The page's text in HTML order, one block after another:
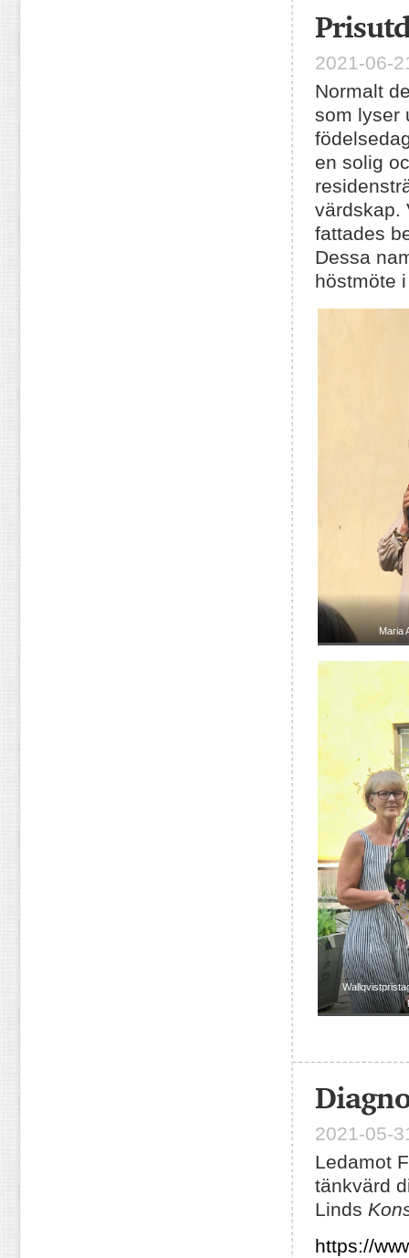
2021-06-
Normalt
som lyser
en solig
värdskap.
fattades
Dessa
höstmöte
Maria
2021-05-
Ledamot
tänkvärd
Linds
https://